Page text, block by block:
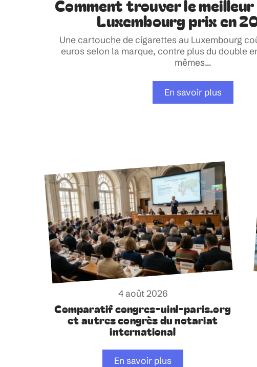
Comment trouver le
Luxembourg prix en
Une cartouche de cigarettes au Luxembourg
euros selon la marque, contre plus du double
mêmes…
En savoir plus
4 août 2026
Comparatif congres-uinl-paris.org
et autres congrès du notariat
international
En savoir plus